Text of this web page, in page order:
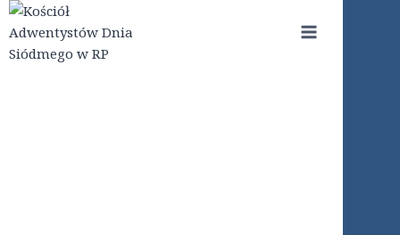
Przejdź
do
treści